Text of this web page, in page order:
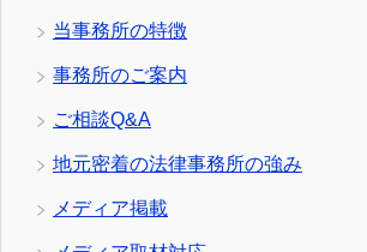
当事務所の特徴
事務所のご案内
ご相談Q&A
地元密着の法律事務所の強み
メディア掲載